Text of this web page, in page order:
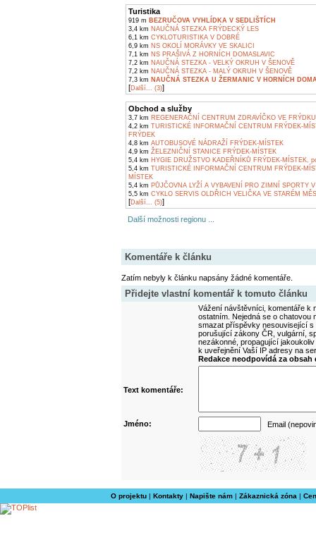
Turistika
919 m BEZRUČOVA VYHLÍDKA V SEDLIŠTÍCH
3,4 km NAUČNÁ STEZKA FRÝDECKÝ LES
6,1 km CYKLOTURISTIKA V DOBRÉ
6,9 km NS OKOLÍ MORÁVKY VE SKALICI
7,1 km NS PRAŠIVÁ Z HORNÍCH DOMASLAVIC
7,2 km NAUČNÁ STEZKA - VELKÝ OKRUH V ŠENOVĚ
7,2 km NAUČNÁ STEZKA - MALÝ OKRUH V ŠENOVĚ
7,3 km NAUČNÁ STEZKA U ŽERMANIC V HORNÍCH
[Další... (3)]
Obchod a služby
3,7 km REGENERAČNÍ CENTRUM ZDRAVÍČKO VE
4,2 km TURISTICKÉ INFORMAČNÍ CENTRUM FRÝDEK-
FRÝDEK
4,8 km AUTOBUSOVÉ NÁDRAŽÍ FRÝDEK-MÍSTEK
4,9 km ŽELEZNIČNÍ STANICE FRÝDEK-MÍSTEK
5,4 km HYGIE DRUŽSTVO KADEŘNÍKŮ FRÝDEK-MÍSTEK,
5,4 km TURISTICKÉ INFORMAČNÍ CENTRUM FRÝDEK-
MÍSTEK
5,4 km PŮJČOVNA LYŽÍ A VYBAVENÍ PRO ZIMNÍ SPORTY
5,5 km CYKLO SERVIS OLDŘICH VELIČKA VE STARÉM
[Další... (5)]
Další možnosti regionu ...
Komentáře k článku
Zatím nebyly k článku napsány žádné komentáře.
Přidejte vlastní komentář k tomuto článku
Vážení návštěvníci, komentáře k
ostatním. Nejedná se o
smazat příspěvky nesouvisející
porušující zákony ČR, vulgární,
nezákonné, propagující
k uveřejnění Vaší IP adresy na
Redakce neodpovídá za
Text komentáře:
Jméno: Email
O projektu| Kontakty| Napište nám| Zákaznická zóna |